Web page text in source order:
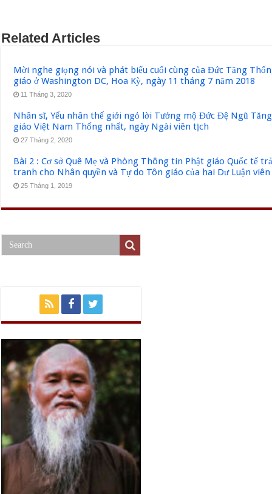
Related Articles
Mời nghe giọng nói và phát biểu cuối cùng của Đức Tăng
giáo ở Washington DC, Hoa Kỳ, ngày 11 tháng 7 năm 2018
11 Tháng 3, 2020
Nhân sĩ, Yếu nhân thế giới ngỏ lời Tưởng mộ Đức Đệ Ngũ
giáo Việt Nam Thống nhất, ngày Ngài viên tịch
27 Tháng 2, 2020
Bài 2 : Cơ sở Quê Mẹ và Phòng Thông tin Phật giáo Quốc tế
tranh cho Nhân quyền và Tự do Tôn giáo của hai Dư Luận viên
25 Tháng 1, 2019